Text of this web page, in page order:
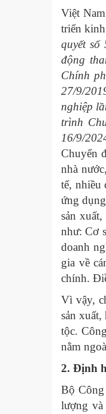
Việt
triển
quyết
động
Chính
27/9/
nghiệp
trình
16/9/
Chuyển
nhà
tế, nhiều
ứng
sản
như: Cơ
doanh
gia về
chính.
Vì vậy,
sản
tộc.
nằm
2. Định
Bộ
lượng và